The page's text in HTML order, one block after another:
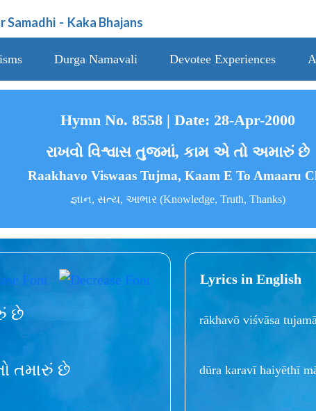
Samadhi - Kaka Bhajans
Durga Namavali Devotee Experiences
Hymn No. 8558 | Date: 28-Apr-2000
રાખવો વિશ્વાસ તુજમાં, કામ એ તો અમારું છે
Raakhavo Viswaas Tujma, Kaam E To Amaaru
જ્ઞાન, સત્ય, આભાર (Knowledge, Truth, Thanks)
છે
તમારું છે
Lyrics in English
rākhavō viśvāsa
dūra karavī haiyēthī